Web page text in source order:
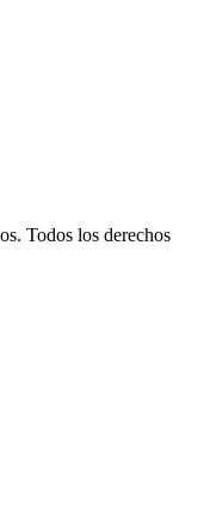
Todos los derechos